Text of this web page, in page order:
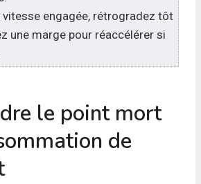
vitesse engagée, rétrogradez tôt
une marge pour réaccélérer si
le point mort
de